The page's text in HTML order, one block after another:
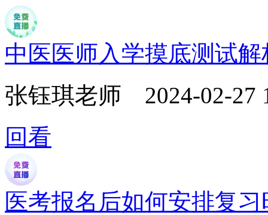
中医医师入学摸底测试解
张钰琪老师 2024-02-27
回看
医考报名后如何安排复习